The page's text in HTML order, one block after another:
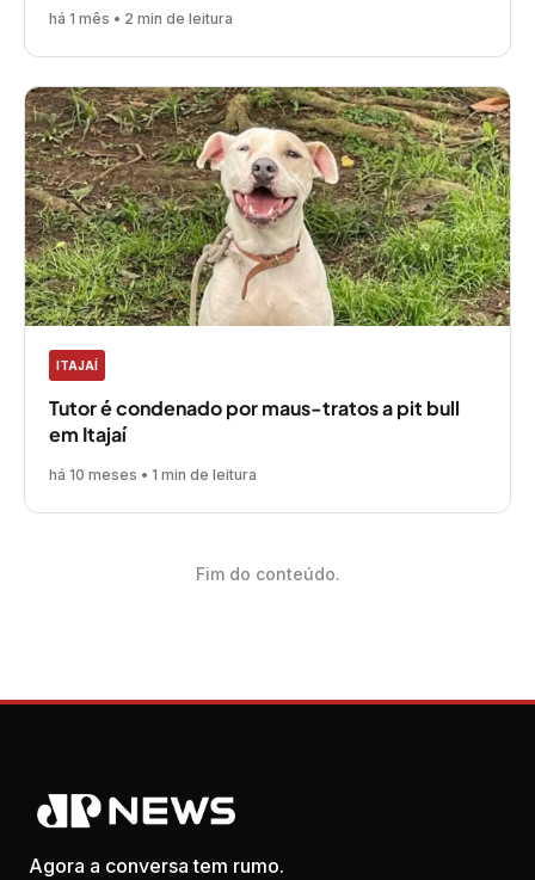
há 1 mês • 2 min de leitura
ITAJAÍ
Tutor é condenado por maus-tratos a pit bull
em Itajaí
há 10 meses • 1 min de leitura
Fim do conteúdo.
Agora a conversa tem rumo.